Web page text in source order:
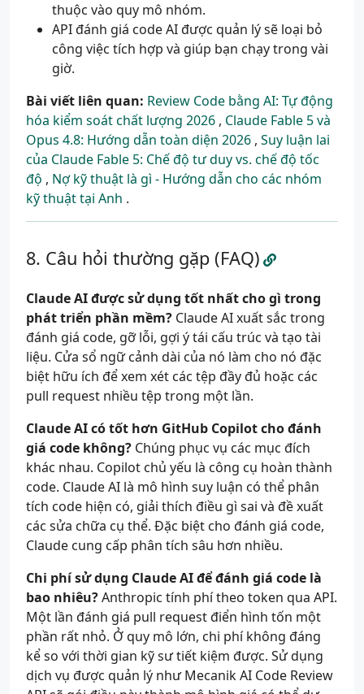
thuộc vào quy mô nhóm.
API đánh giá code AI được quản lý sẽ loại bỏ
công việc tích hợp và giúp bạn chạy trong vài
giờ.
Bài viết liên quan: Review Code bằng AI: Tự động
hóa kiểm soát chất lượng 2026 , Claude Fable 5 và
Opus 4.8: Hướng dẫn toàn diện 2026 , Suy luận lai
của Claude Fable 5: Chế độ tư duy vs. chế độ tốc
độ , Nợ kỹ thuật là gì - Hướng dẫn cho các nhóm
kỹ thuật tại Anh .
Câu hỏi thường gặp (FAQ)
Claude AI được sử dụng tốt nhất cho gì trong
phát triển phần mềm? Claude AI xuất sắc trong
đánh giá code, gỡ lỗi, gợi ý tái cấu trúc và tạo tài
liệu. Cửa sổ ngữ cảnh dài của nó làm cho nó đặc
biệt hữu ích để xem xét các tệp đầy đủ hoặc các
pull request nhiều tệp trong một lần.
Claude AI có tốt hơn GitHub Copilot cho đánh
giá code không? Chúng phục vụ các mục đích
khác nhau. Copilot chủ yếu là công cụ hoàn thành
code. Claude AI là mô hình suy luận có thể phân
tích code hiện có, giải thích điều gì sai và đề xuất
các sửa chữa cụ thể. Đặc biệt cho đánh giá code,
Claude cung cấp phân tích sâu hơn nhiều.
Chi phí sử dụng Claude AI để đánh giá code là
bao nhiêu?Anthropic tính phí theo token qua API.
Một lần đánh giá pull request điển hình tốn một
phần rất nhỏ. Ở quy mô lớn, chi phí không đáng
kể so với thời gian kỹ sư tiết kiệm được. Sử dụng
dịch vụ được quản lý như Mecanik AI Code Review